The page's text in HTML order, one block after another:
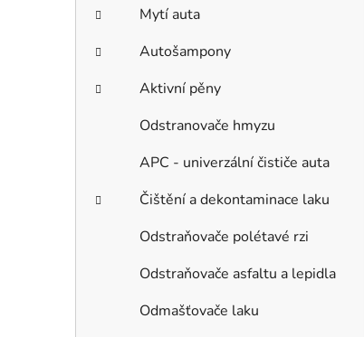
Mytí auta
Autošampony
Aktivní pěny
Odstranovače hmyzu
APC - univerzální čističe auta
Čištění a dekontaminace laku
Odstraňovače polétavé rzi
Odstraňovače asfaltu a lepidla
Odmašťovače laku